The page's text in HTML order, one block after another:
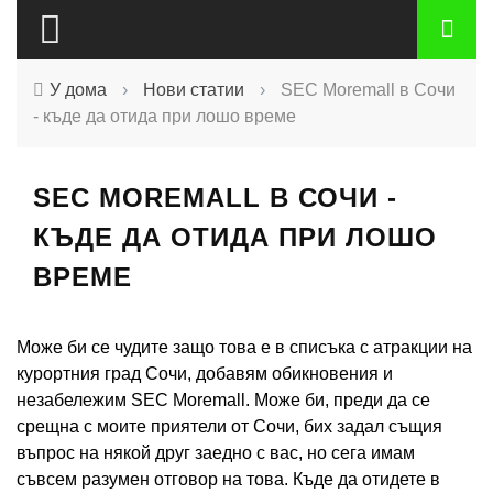
У дома › Нови статии ›
SEC Moremall в Сочи
- къде да отида при лошо време
SEC MOREMALL В СОЧИ -
КЪДЕ ДА ОТИДА ПРИ ЛОШО
ВРЕМЕ
Може би се чудите защо това е в списъка с атракции на
курортния град Сочи, добавям обикновения и
незабележим SEC Moremall. Може би, преди да се
срещна с моите приятели от Сочи, бих задал същия
въпрос на някой друг заедно с вас, но сега имам
съвсем разумен отговор на това. Къде да отидете в